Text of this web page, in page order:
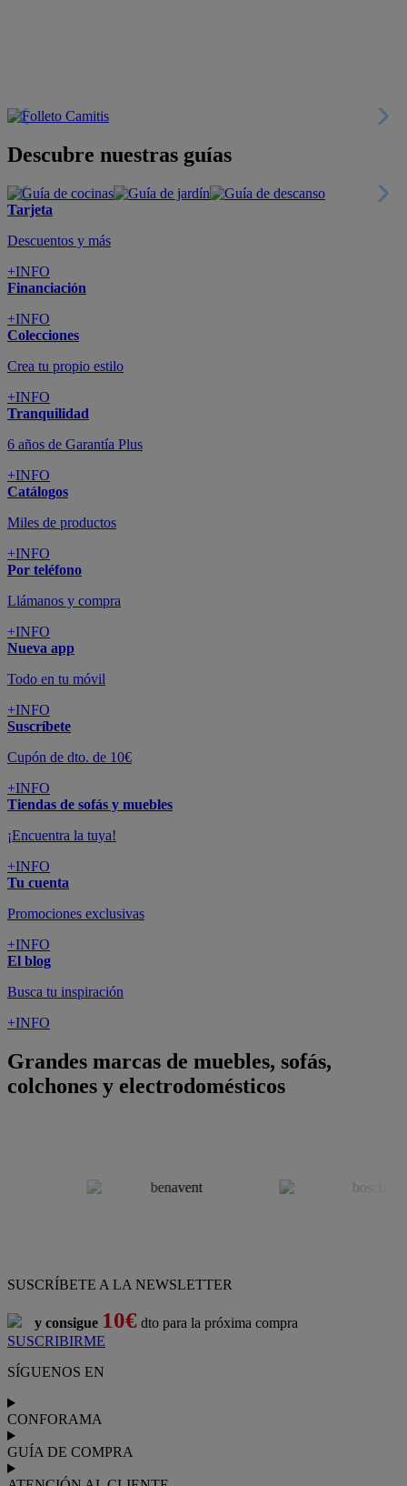
Descubre nuestras guías
Tarjeta
Descuentos y más
+INFO
Financiación
+INFO
Colecciones
Crea tu propio estilo
+INFO
Tranquilidad
6 años de Garantía Plus
+INFO
Catálogos
Miles de productos
+INFO
Por teléfono
Llámanos y compra
+INFO
Nueva app
Todo en tu móvil
+INFO
Suscríbete
Cupón de dto. de 10€
+INFO
Tiendas de sofás y muebles
¡Encuentra la tuya!
+INFO
Tu cuenta
Promociones exclusivas
+INFO
El blog
Busca tu inspiración
+INFO
Grandes marcas de muebles, sofás,
colchones y electrodomésticos
SUSCRÍBETE A LA NEWSLETTER
y consigue 10€ dto para la próxima compra
SUSCRIBIRME
SÍGUENOS EN
CONFORAMA
GUÍA DE COMPRA